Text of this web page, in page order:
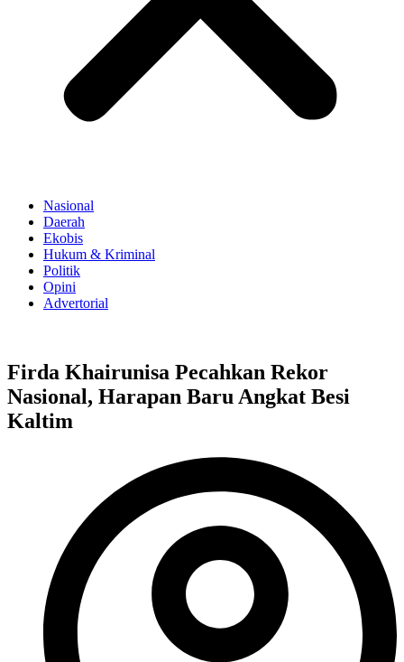
Nasional
Daerah
Ekobis
Hukum & Kriminal
Politik
Opini
Advertorial
Firda Khairunisa Pecahkan Rekor
Nasional, Harapan Baru Angkat Besi
Kaltim